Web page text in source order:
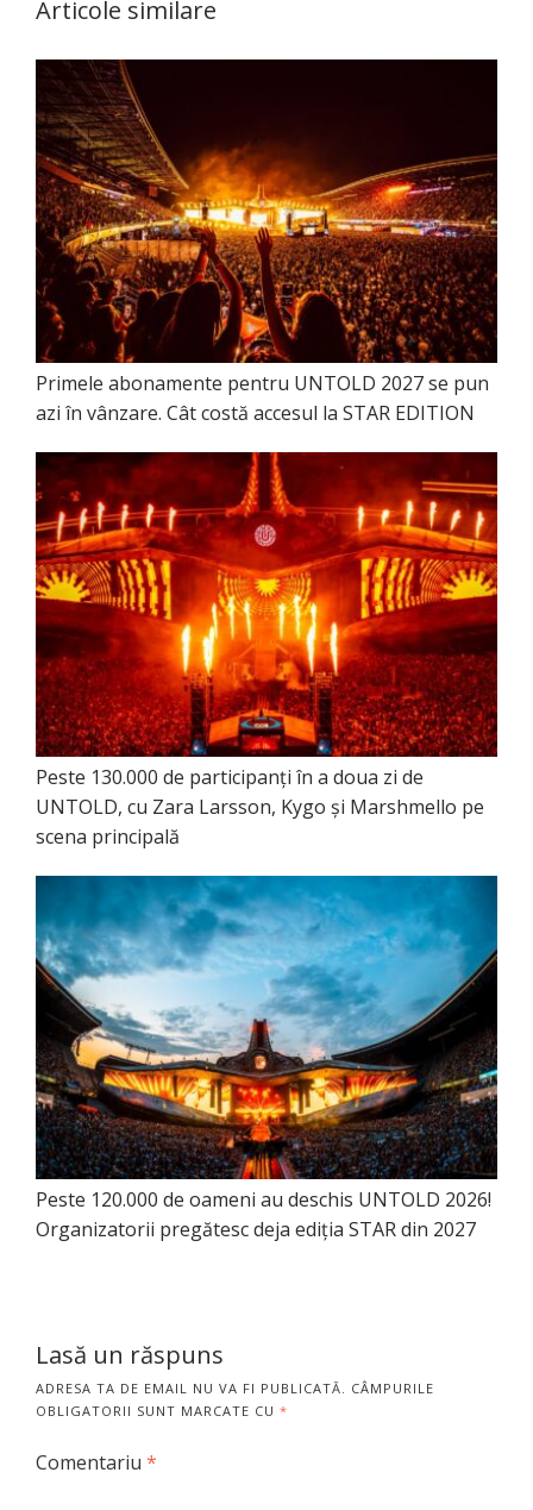
Articole similare
Primele abonamente pentru UNTOLD 2027 se pun
azi în vânzare. Cât costă accesul la STAR EDITION
Peste 130.000 de participanți în a doua zi de
UNTOLD, cu Zara Larsson, Kygo și Marshmello pe
scena principală
Peste 120.000 de oameni au deschis UNTOLD 2026!
Organizatorii pregătesc deja ediția STAR din 2027
Lasă un răspuns
ADRESA TA DE EMAIL NU VA FI PUBLICATĂ.
CÂMPURILE
OBLIGATORII SUNT MARCATE CU *
Comentariu *